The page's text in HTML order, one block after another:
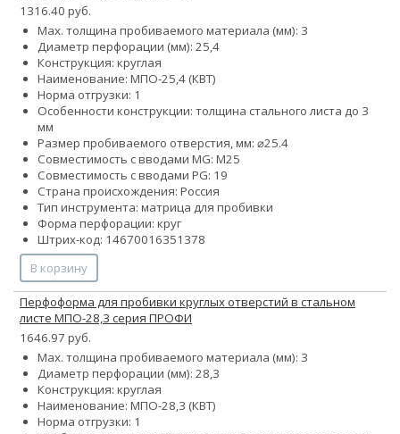
1316.40 руб.
Max. толщина пробиваемого материала (мм): 3
Диаметр перфорации (мм): 25,4
Конструкция: круглая
Наименование: МПО-25,4 (КВТ)
Норма отгрузки: 1
Особенности конструкции: толщина стального листа до 3
мм
Размер пробиваемого отверстия, мм: ⌀25.4
Совместимость с вводами MG: М25
Совместимость с вводами PG: 19
Страна происхождения: Россия
Тип инструмента: матрица для пробивки
Форма перфорации: круг
Штрих-код: 14670016351378
В корзину
Перфоформа для пробивки круглых отверстий в стальном
листе МПО-28,3 серия ПРОФИ
1646.97 руб.
Max. толщина пробиваемого материала (мм): 3
Диаметр перфорации (мм): 28,3
Конструкция: круглая
Наименование: МПО-28,3 (КВТ)
Норма отгрузки: 1